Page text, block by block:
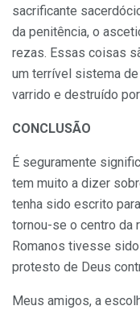
sacrificante
da penitência, o
rezas. Essas coisas
um terrível sistema
varrido e destruído
CONCLUSÃO
É seguramente
tem muito a dizer
tenha sido escrito
tornou-se o centro da
Romanos tivesse
protesto de Deus
Meus amigos, a